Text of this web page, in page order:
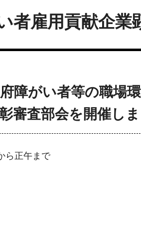
者雇用貢献企業
がい者等の職場環
審査部会を開催し
ら正午まで